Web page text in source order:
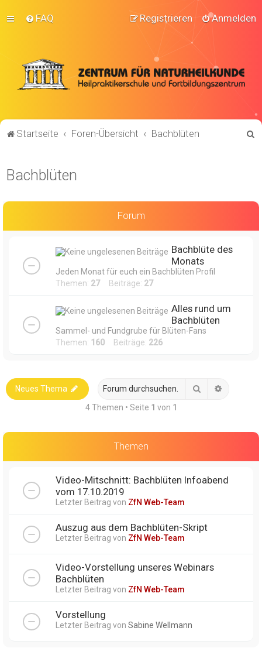
FAQ Anmelden
Registrieren
Startseite Foren-Übersicht Bachblüten
Bachblüten
Forum
Bachblüte des
Monats
Jeden Monat für euch ein Bachblüten Profil
Themen: 27Beiträge: 27
Alles rund um
Bachblüten
Sammel- und Fundgrube für Blüten-Fans
Themen: 160 Beiträge: 226
Neues Thema Suche
4 Themen • Seite 1 von 1
Themen
Video-Mitschnitt: Bachblüten Infoabend
vom 17.10.2019
Letzter Beitrag von ZfN Web-Team
Auszug aus dem Bachblüten-Skript
Letzter Beitrag von ZfN Web-Team
Video-Vorstellung unseres Webinars
Bachblüten
Letzter Beitrag von ZfN Web-Team
Vorstellung
Letzter Beitrag von Sabine Wellmann